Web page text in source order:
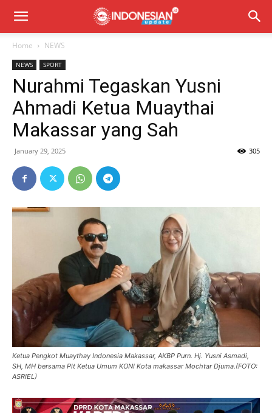
Home NEWS
NEWS SPORT
Nurahmi Tegaskan Yusni
Ahmadi Ketua Muaythai
Makassar yang Sah
January 29, 2025 305
Ketua Pengkot Muaythay Indonesia Makassar, AKBP Purn. Hj. Yusni Asmadi,
SH, MH bersama Plt Ketua Umum KONI Kota makassar Mochtar Djuma.(FOTO:
ASRIEL)